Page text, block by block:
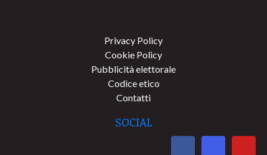
Privacy Policy
Cookie Policy
Pubblicità elettorale
Codice etico
Contatti
SOCIAL